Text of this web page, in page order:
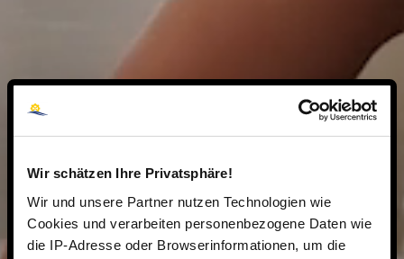
Wir schätzen Ihre Privatsphäre!
Wir und unsere Partner nutzen Technologien wie
Cookies und verarbeiten personenbezogene Daten wie
die IP-Adresse oder Browserinformationen, um die